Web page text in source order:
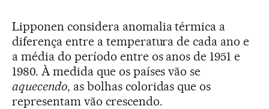
Lipponen considera anomalia térmica a
diferença entre a temperatura de cada ano e
a média do período entre os anos de 1951 e
1980. À medida que os países vão se
aquecendo, as bolhas coloridas que os
representam vão crescendo.